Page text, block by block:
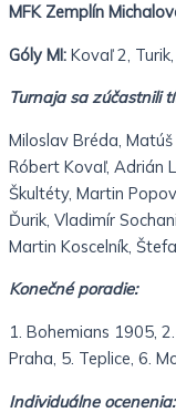
MFK Zemplín
Góly MI: Kovaľ 2, Turik,
Turnaja sa zúčastnili
Miloslav Bréda,
Róbert Kovaľ, Adrián
Škultéty, Martin
Ďurik, Vladimír
Martin Koscelník,
Konečné poradie:
1. Bohemians 1905,
Praha, 5. Teplice, 6.
Individuálne ocenenia: